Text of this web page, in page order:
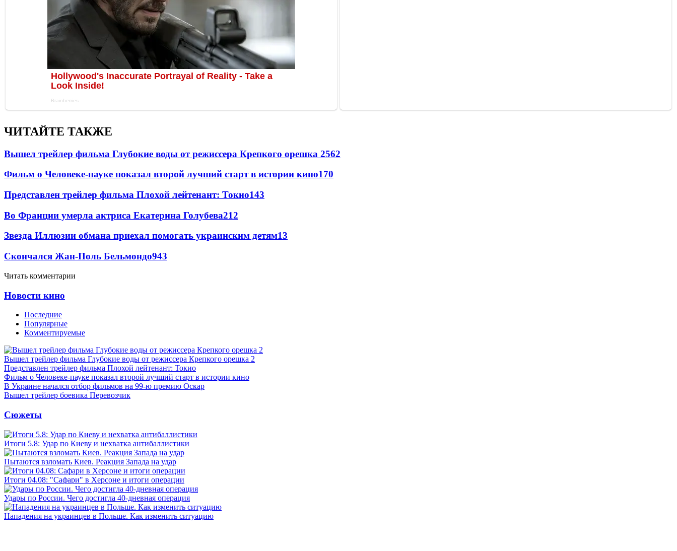
ЧИТАЙТЕ ТАКЖЕ
Вышел трейлер фильма Глубокие воды от режиссера Крепкого орешка 2562
Фильм о Человеке-пауке показал второй лучший старт в истории кино170
Представлен трейлер фильма Плохой лейтенант: Токио143
Во Франции умерла актриса Екатерина Голубева212
Звезда Иллюзии обмана приехал помогать украинским детям13
Скончался Жан-Поль Бельмондо943
Читать комментарии
Новости кино
Последние
Популярные
Комментируемые
Вышел трейлер фильма Глубокие воды от режиссера Крепкого орешка 2
Представлен трейлер фильма Плохой лейтенант: Токио
Фильм о Человеке-пауке показал второй лучший старт в истории кино
В Украине начался отбор фильмов на 99-ю премию Оскар
Вышел трейлер боевика Перевозчик
Сюжеты
Итоги 5.8: Удар по Киеву и нехватка антибаллистики
Пытаются взломать Киев. Реакция Запада на удар
Итоги 04.08: "Сафари" в Херсоне и итоги операции
Удары по России. Чего достигла 40-дневная операция
Нападения на украинцев в Польше. Как изменить ситуацию